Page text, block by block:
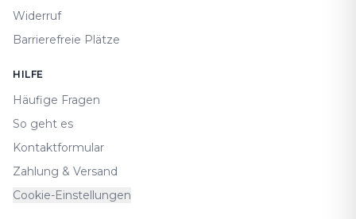
Widerruf
Barrierefreie Plätze
HILFE
Häufige Fragen
So geht es
Kontaktformular
Zahlung & Versand
Cookie-Einstellungen